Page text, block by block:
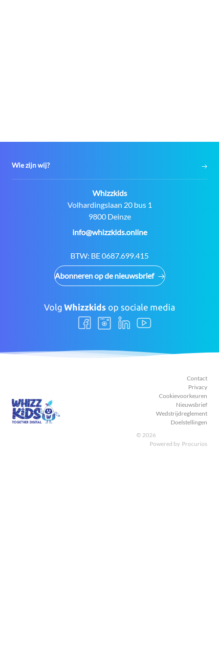
Wie zijn wij?
Contact:
Whizzkids
Adres:
Volhardingslaan 20 bus 1
9800 Deinze
E-
info@whizzkids.online
BTW: BE 0687.699.415
Abonneren op de nieuwsbrief
Volg Whizzkids op sociale media
Volg
ons
Volg
ons
Volg
ons
Volg
ons
Contact
Privacy
Cookievoorkeuren
Nieuwsbrief
Wedstrijdreglement
Doelstellingen
© 2026
Powered by Procurios